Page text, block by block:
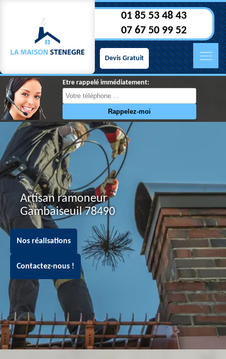
01 85 53 48 43
07 67 50 99 52
Devis Gratuit
Etre rappelé immédiatement:
Artisan ramoneur
Gambaiseuil 78490
Nos réalisations
Contactez-nous !